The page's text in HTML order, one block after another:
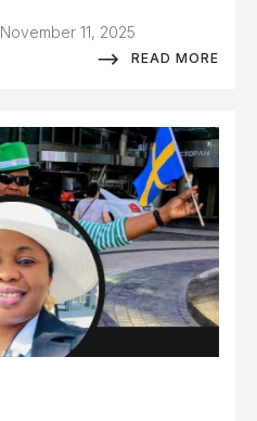
November 11, 2025
READ MORE